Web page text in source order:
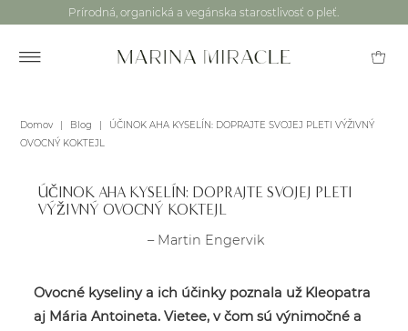
Prírodná, organická a vegánska starostlivosť o pleť.
Domov | Blog |
ÚČINOK AHA KYSELÍN: DOPRAJTE SVOJEJ PLETI VÝŽIVNÝ
OVOCNÝ KOKTEJL
ÚČINOK AHA KYSELÍN: DOPRAJTE SVOJEJ PLETI
VÝŽIVNÝ OVOCNÝ KOKTEJL
– Martin Engervik
Ovocné kyseliny a ich účinky poznala už Kleopatra
aj Mária Antoineta. Vietee, v čom sú výnimočné a